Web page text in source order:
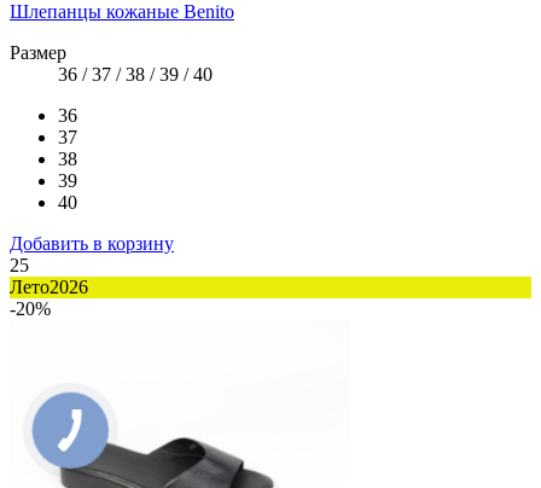
Шлепанцы кожаные Benito
Размер
36 / 37 / 38 / 39 / 40
36
37
38
39
40
Добавить в корзину
25
Лето2026
-20%